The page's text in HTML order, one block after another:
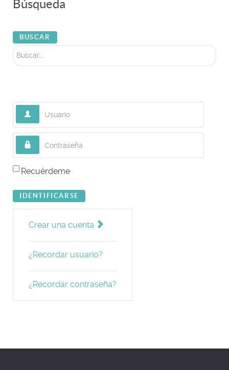
Búsqueda
BUSCAR
Contraseña
Recuérdeme
IDENTIFICARSE
Crear una cuenta
¿Recordar usuario?
¿Recordar contraseña?